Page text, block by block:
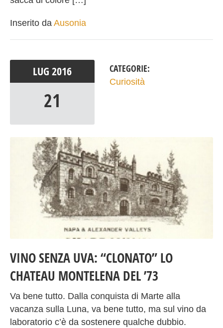
Inserito da Ausonia
LUG 2016
21
CATEGORIE:
Curiosità
VINO SENZA UVA: “CLONATO” LO
CHATEAU MONTELENA DEL ’73
Va bene tutto. Dalla conquista di Marte alla
vacanza sulla Luna, va bene tutto, ma sul vino da
laboratorio c’è da sostenere qualche dubbio.